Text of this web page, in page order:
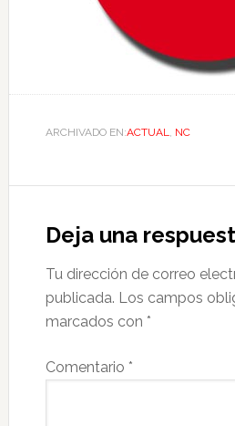
ARCHIVADO EN:ACTUAL, NC
Deja una
Tu dirección de correo
publicada. Los campos
marcados con *
Comentario *